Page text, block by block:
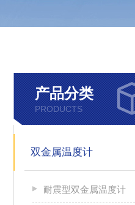
产品分类
PRODUCTS
双金属温度计
耐震型双金属温度计